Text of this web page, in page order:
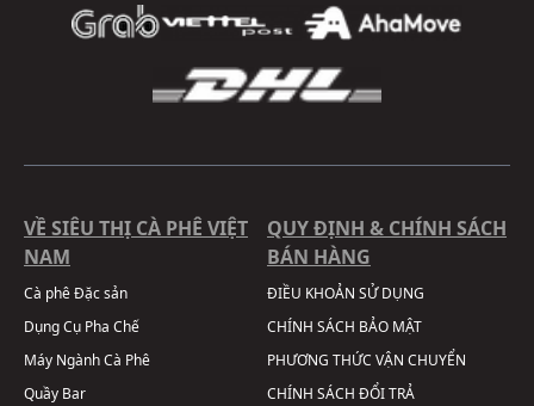
VỀ SIÊU THỊ CÀ PHÊ VIỆT
NAM
Cà phê Đặc sản
Dụng Cụ Pha Chế
Máy Ngành Cà Phê
Quầy Bar
QUY ĐỊNH & CHÍNH SÁCH
BÁN HÀNG
ĐIỀU KHOẢN SỬ DỤNG
CHÍNH SÁCH BẢO MẬT
PHƯƠNG THỨC VẬN CHUYỂN
CHÍNH SÁCH ĐỔI TRẢ